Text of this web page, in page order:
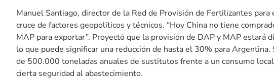
Manuel Santiago, director de la Red de Provisión de Fertilizantes
cruce de factores geopolíticos y técnicos. “Hoy China no tiene
MAP para exportar”. Proyectó que la provisión de DAP y MAP estará
lo que puede significar una reducción de hasta el 30% para
de 500.000 toneladas anuales de sustitutos frente a un consumo
cierta seguridad al abastecimiento.